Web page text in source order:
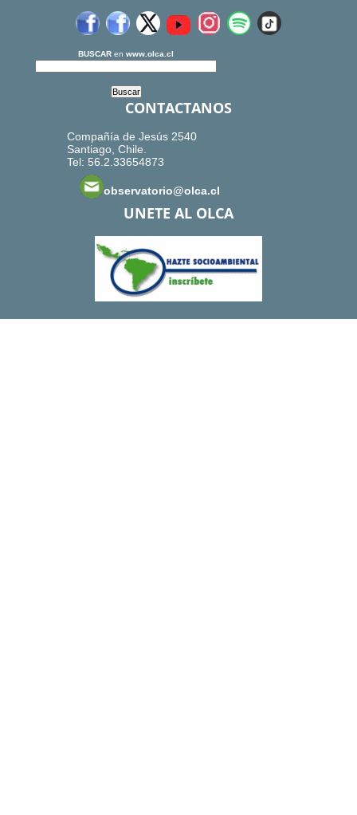
BUSCAR en www.olca.cl
CONTACTANOS
Compañía de Jesús 2540
Santiago, Chile.
Tel: 56.2.33654873
observatorio@olca.cl
UNETE AL OLCA